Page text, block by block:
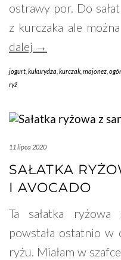
ostrawy por. Do
z kurczaka ale
dalej →
jogurt kukurydza kurczak majonez
ryż
11 lipca 2020
SAŁATKA
I AVOCADO
Ta sałatka
powstała ostatnio w
ryżu. Miałam w